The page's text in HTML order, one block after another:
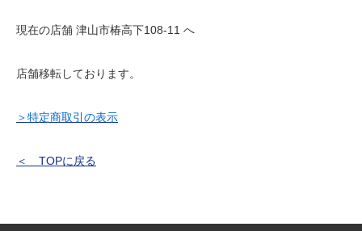
現在の店舗 津山市椿高下108-11 へ
店舗移転しております。
＞特定商取引の表示
＜ TOPに戻る